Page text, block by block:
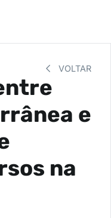
VOLTAR
e
na